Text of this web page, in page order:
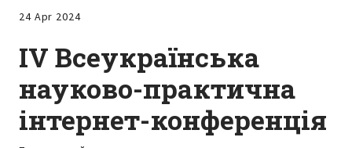
24 Apr 2024
ІV Всеукраїнська
науково-практична
інтернет-конференція